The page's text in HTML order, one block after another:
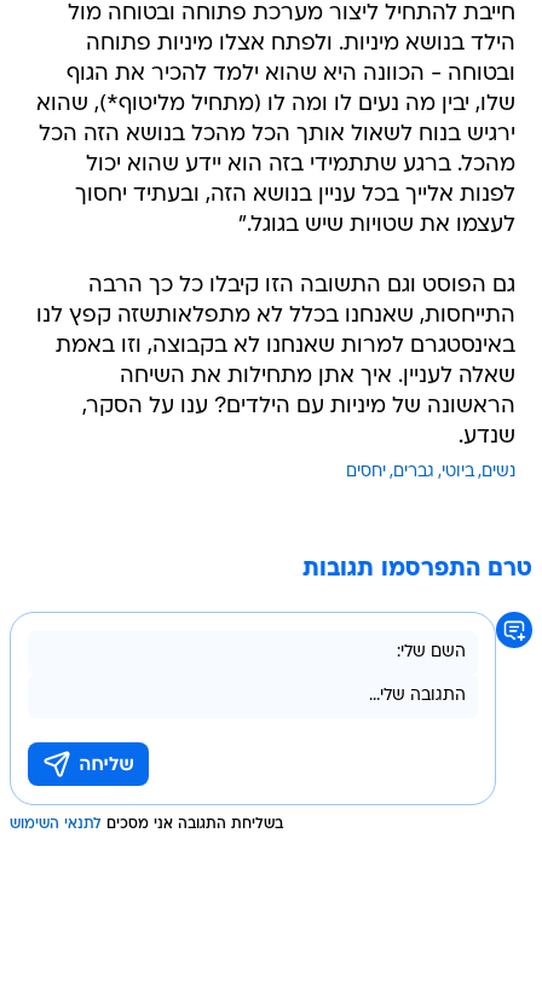
חייבת להתחיל ליצור מערכת פתוחה ובטוחה מול
הילד בנושא מיניות. ולפתח אצלו מיניות פתוחה
ובטוחה - הכוונה היא שהוא ילמד להכיר את הגוף
שלו, יבין מה נעים לו ומה לו (מתחיל מליטוף*), שהוא
ירגיש בנוח לשאול אותך הכל מהכל בנושא הזה הכל
מהכל. ברגע שתתמידי בזה הוא יידע שהוא יכול
לפנות אלייך בכל עניין בנושא הזה, ובעתיד יחסוך
לעצמו את שטויות שיש בגוגל."
גם הפוסט וגם התשובה הזו קיבלו כל כך הרבה
התייחסות, שאנחנו בכלל לא מתפלאותשזה קפץ לנו
באינסטגרם למרות שאנחנו לא בקבוצה, וזו באמת
שאלה לעניין. איך אתן מתחילות את השיחה
הראשונה של מיניות עם הילדים? ענו על הסקר,
שנדע.
נשים ביוטי גברים יחסים
טרם התפרסמו תגובות
בשליחת התגובה אני מסכים לתנאי השימוש